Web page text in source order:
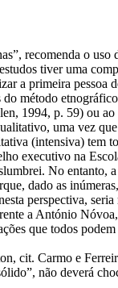
recomenda o uso
tiver uma
a primeira pessoa
método
1994, p. 59) ou
uma vez
(intensiva) tem
executivo na
No entanto,
dado as
perspectiva,
a António
que todos
cit. Carmo e
não deverá